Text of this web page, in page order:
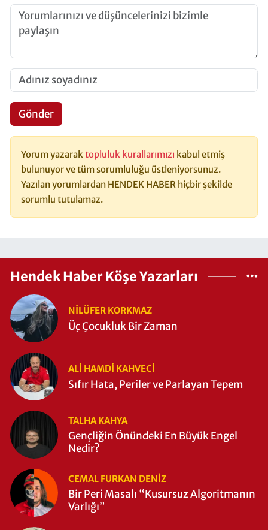
Gönder
Yorum yazaraktopluluk kurallarımızı kabul etmiş
bulunuyor ve tüm sorumluluğu üstleniyorsunuz.
Yazılan yorumlardan HENDEK HABER hiçbir şekilde
sorumlu tutulamaz.
Hendek Haber Köşe Yazarları
NILÜFER KORKMAZ
Üç Çocukluk Bir Zaman
ALI HAMDI KAHVECİ
Sıfır Hata, Periler ve Parlayan Tepem
TALHA KAHYA
Gençliğin Önündeki En Büyük Engel
Nedir?
CEMAL FURKAN DENİZ
Bir Peri Masalı “Kusursuz Algoritmanın
Varlığı”